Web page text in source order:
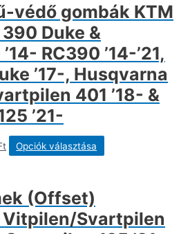
védő gombák KTM
Duke &
RC390 ’14-’21,
’17-, Husqvarna
401 ’18- &
’21-
Current
price
Opciók választása
a
változatok
(Offset)
Vitpilen/Svartpilen